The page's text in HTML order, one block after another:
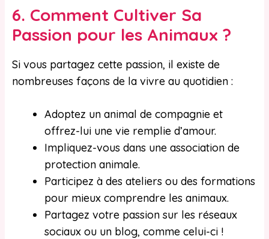
6. Comment Cultiver Sa
Passion pour les Animaux ?
Si vous partagez cette passion, il existe de
nombreuses façons de la vivre au quotidien :
Adoptez un animal de compagnie et
offrez-lui une vie remplie d’amour.
Impliquez-vous dans une association de
protection animale.
Participez à des ateliers ou des formations
pour mieux comprendre les animaux.
Partagez votre passion sur les réseaux
sociaux ou un blog, comme celui-ci !